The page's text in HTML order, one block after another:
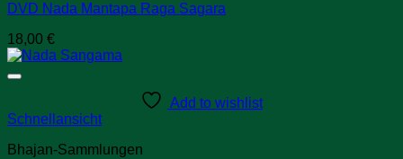
DVD Nada Mantapa Raga Sagara
18,00 €
Add to wishlist
Schnellansicht
Bhajan-Sammlungen